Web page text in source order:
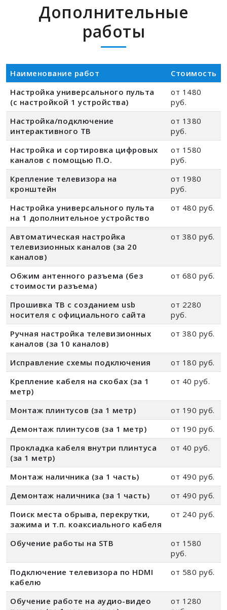
Дополнительные
работы
Наименование работ
Стоимость
Настройка универсального пульта
(с настройкой 1 устройства)
от 1480
руб.
Настройка/подключение
интерактивного ТВ
от 1380
руб.
Настройка и сортировка цифровых
каналов с помощью П.О.
от 1580
руб.
Крепление телевизора на
кронштейн
от 1980
руб.
Настройка универсального пульта
на 1 дополнительное устройство
от 480 руб.
Автоматическая настройка
телевизионных каналов (за 20
каналов)
от 380 руб.
Обжим антенного разъема (без
стоимости разъема)
от 680 руб.
Прошивка ТВ с созданием usb
носителя с официального сайта
от 2280
руб.
Ручная настройка телевизионных
каналов (за 10 каналов)
от 380 руб.
Исправление схемы подключения
от 180 руб.
Крепление кабеля на скобах (за 1
метр)
от 40 руб.
Монтаж плинтусов (за 1 метр)
от 190 руб.
Демонтаж плинтусов (за 1 метр)
от 190 руб.
Прокладка кабеля внутри плинтуса
(за 1 метр)
от 40 руб.
Монтаж наличника (за 1 часть)
от 490 руб.
Демонтаж наличника (за 1 часть)
от 490 руб.
Поиск места обрыва, перекрутки,
зажима и т.п. коаксиального кабеля
от 240 руб.
Обучение работы на STB
от 1580
руб.
Подключение телевизора по HDMI
кабелю
от 580 руб.
Обучение работе на аудио-видео
от 1280